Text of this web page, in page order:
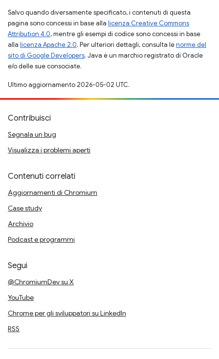
Salvo quando diversamente specificato, i contenuti di questa
pagina sono concessi in base alla licenza Creative Commons
Attribution 4.0, mentre gli esempi di codice sono concessi in base
alla licenza Apache 2.0. Per ulteriori dettagli, consulta lenorme del
sito di Google Developers. Java è un marchio registrato di Oracle
e/o delle sue consociate.
Ultimo aggiornamento 2026-05-02 UTC.
Contribuisci
Segnala un bug
Visualizza i problemi aperti
Contenuti correlati
Aggiornamenti di Chromium
Case study
Archivio
Podcast e programmi
Segui
@ChromiumDev su X
YouTube
Chrome per gli sviluppatori su LinkedIn
RSS